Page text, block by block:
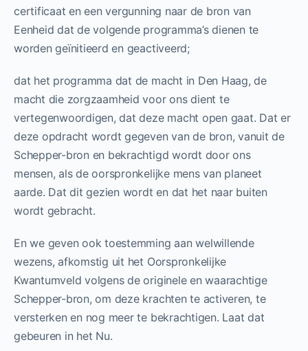
certificaat en een vergunning naar de bron van
Eenheid dat de volgende programma’s dienen te
worden geïnitieerd en geactiveerd;
dat het programma dat de macht in Den Haag, de
macht die zorgzaamheid voor ons dient te
vertegenwoordigen, dat deze macht open gaat. Dat er
deze opdracht wordt gegeven van de bron, vanuit de
Schepper-bron en bekrachtigd wordt door ons
mensen, als de oorspronkelijke mens van planeet
aarde. Dat dit gezien wordt en dat het naar buiten
wordt gebracht.
En we geven ook toestemming aan welwillende
wezens, afkomstig uit het Oorspronkelijke
Kwantumveld volgens de originele en waarachtige
Schepper-bron, om deze krachten te activeren, te
versterken en nog meer te bekrachtigen. Laat dat
gebeuren in het Nu.